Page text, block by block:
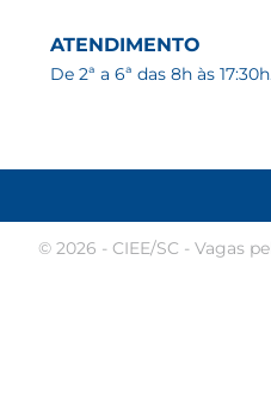
ATENDIMENTO
De 2ª a 6ª das 8h às
© 2026 - CIEE/SC - Vagas